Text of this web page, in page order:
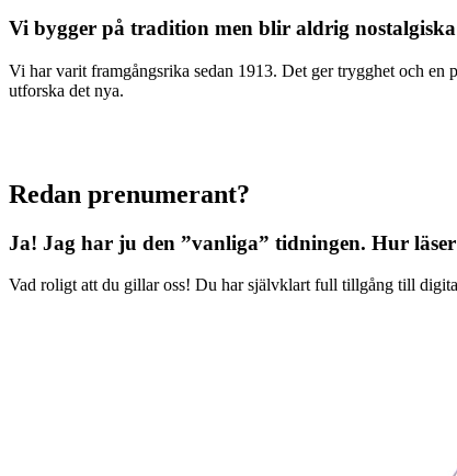
Vi bygger på tradition men blir aldrig nostalgiska
Vi har varit framgångsrika sedan 1913. Det ger trygghet och
utforska det nya.
Redan prenumerant?
Ja! Jag har ju den ”vanliga” tidningen. Hur
Vad roligt att du gillar oss! Du har självklart full tillgång till